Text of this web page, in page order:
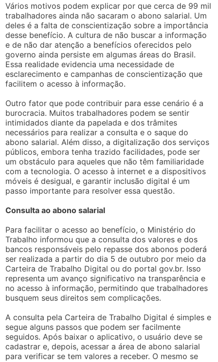
Vários motivos podem explicar por que cerca de 99 mil
trabalhadores ainda não sacaram o abono salarial. Um
deles é a falta de conscientização sobre a importância
desse benefício. A cultura de não buscar a informação
e de não dar atenção a benefícios oferecidos pelo
governo ainda persiste em algumas áreas do Brasil.
Essa realidade evidencia uma necessidade de
esclarecimento e campanhas de conscientização que
facilitem o acesso à informação.
Outro fator que pode contribuir para esse cenário é a
burocracia. Muitos trabalhadores podem se sentir
intimidados diante da papelada e dos trâmites
necessários para realizar a consulta e o saque do
abono salarial. Além disso, a digitalização dos serviços
públicos, embora tenha trazido facilidades, pode ser
um obstáculo para aqueles que não têm familiaridade
com a tecnologia. O acesso à internet e a dispositivos
móveis é desigual, e garantir inclusão digital é um
passo importante para resolver essa questão.
Consulta ao abono salarial
Para facilitar o acesso ao benefício, o Ministério do
Trabalho informou que a consulta dos valores e dos
bancos responsáveis pelo repasse dos abonos poderá
ser realizada a partir do dia 5 de outubro por meio da
Carteira de Trabalho Digital ou do portal gov.br. Isso
representa um avanço significativo na transparência e
no acesso à informação, permitindo que trabalhadores
busquem seus direitos sem complicações.
A consulta pela Carteira de Trabalho Digital é simples e
segue alguns passos que podem ser facilmente
seguidos. Após baixar o aplicativo, o usuário deve se
cadastrar e, depois, acessar a área de abono salarial
para verificar se tem valores a receber. O mesmo se